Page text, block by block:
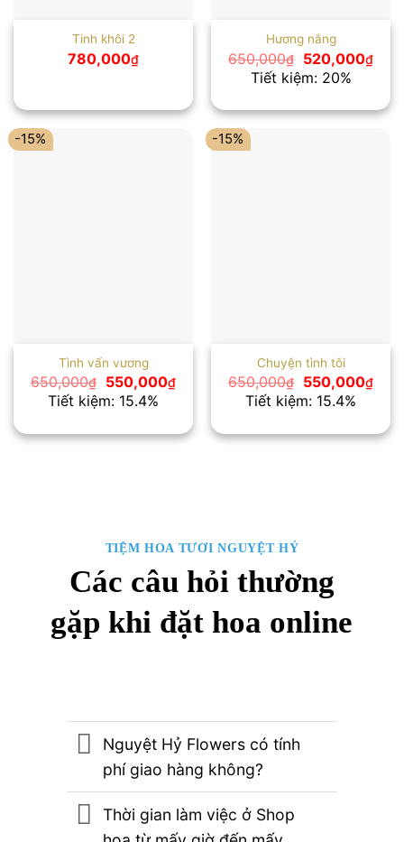
Tinh khôi 2
780,000₫
Hương nắng
650,000₫
Giá
gốc
là:
520,000₫Giá
hiện
Tiết kiệm: 20%
-15%
Tình vấn vương
650,000₫
Giá
gốc
là:
550,000₫Giá
hiện
550,000₫.
Tiết kiệm: 15.4%
-15%
Chuyện tình tôi
650,000₫
Giá
gốc
là:
550,000₫Giá
hiện
Tiết kiệm: 15.4%
TIỆM HOA TƯƠI NGUYỆT HỶ
Các câu hỏi thường
gặp khi đặt hoa online
Nguyệt Hỷ Flowers có tính
phí giao hàng không?
Thời gian làm việc ở Shop